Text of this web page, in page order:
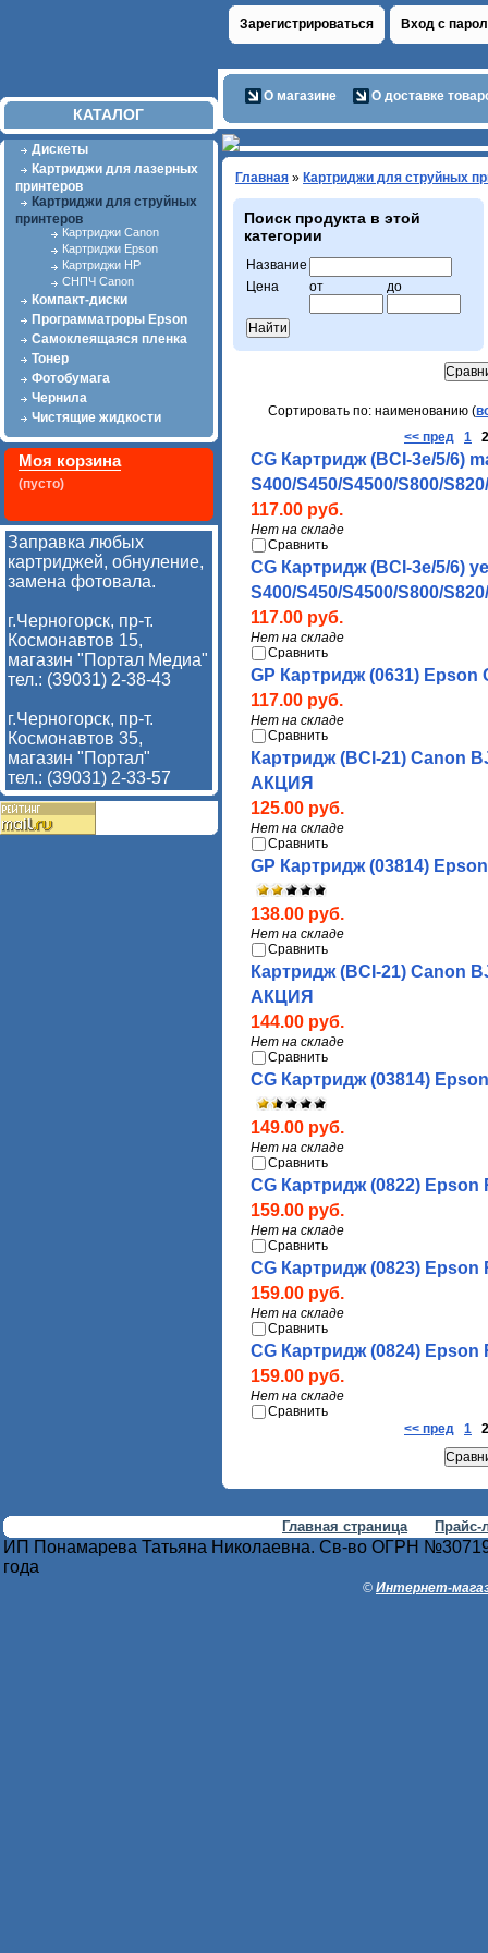
КАТАЛОГ
Зарегистрироваться Вход с
О магазине О доставке
Дискеты
Картриджи для лазерных
принтеров
Картриджи для струйных
принтеров
Картриджи Canon
Картриджи Epson
Картриджи HP
СНПЧ Canon
Компакт-диски
Программатроры Epson
Самоклеящаяся пленка
Тонер
Фотобумага
Чернила
Чистящие жидкости
Моя корзина
(пусто)
Заправка любых
картриджей, обнуление,
замена фотовала.
г.Черногорск, пр-т.
Космонавтов 15,
магазин "Портал Медиа"
тел.: (39031) 2-38-43
г.Черногорск, пр-т.
Космонавтов 35,
магазин "Портал"
тел.: (39031) 2-33-57
Главная » Картриджи для струйных
Поиск продукта в этой
категории
Название
Цена
от до
Сортировать по: наименованию (
<< пред
1 2
CG Картридж (BCI-3e/5/6)
S400/S450/S4500/S800/
117.00 руб.
Нет на складе
Сравнить
CG Картридж (BCI-3e/5/6)
S400/S450/S4500/S800/
117.00 руб.
Нет на складе
Сравнить
GP Картридж (0631) Epson
117.00 руб.
Нет на складе
Сравнить
Картридж (BCI-21) Canon
АКЦИЯ
125.00 руб.
Нет на складе
Сравнить
GP Картридж (03814)
138.00 руб.
Нет на складе
Сравнить
Картридж (BCI-21) Canon
АКЦИЯ
144.00 руб.
Нет на складе
Сравнить
CG Картридж (03814)
149.00 руб.
Нет на складе
Сравнить
CG Картридж (0822) Epson
159.00 руб.
Нет на складе
Сравнить
CG Картридж (0823) Epson
159.00 руб.
Нет на складе
Сравнить
CG Картридж (0824) Epson
159.00 руб.
Нет на складе
Сравнить
<< пред
1 2
Главная страница Прайс-
ИП Понамарева Татьяна Николаевна. Св-во ОГРН
года
© Интернет-